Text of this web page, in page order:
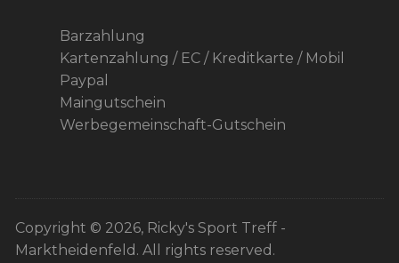
Barzahlung
Kartenzahlung / EC / Kreditkarte / Mobil
Paypal
Maingutschein
Werbegemeinschaft-Gutschein
Copyright © 2026, Ricky's Sport Treff -
Marktheidenfeld. All rights reserved.